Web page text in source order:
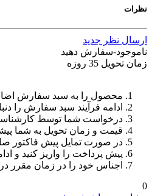
نظرات
ارسال نظر جدید
ناموجود-سفارش دهید
زمان تحویل 35 روزه
محصول را به سبد سفارش
ادامه فرآیند سبد سفارش را
درخواست شما توسط
قیمت و زمان تحویل به شما
در صورت تمایل پیش فاکتور
پیش پرداخت را واریز کنید و
اجناس خود را در زمان مقرر
0